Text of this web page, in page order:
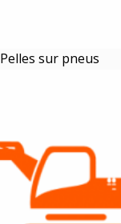
Pelles sur pneus